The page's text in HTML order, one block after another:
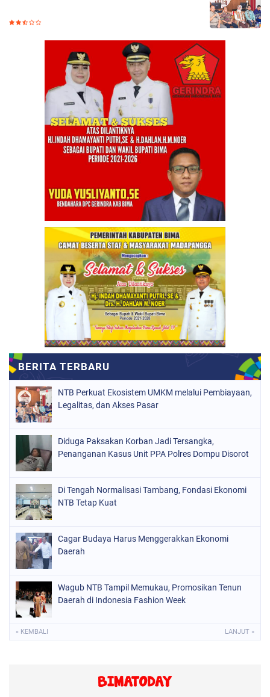
NTB Perkuat Ekosistem UMKM melalui Pembiayaan,
Legalitas, dan Akses Pasar
Diduga Paksakan Korban Jadi Tersangka,
Penanganan Kasus Unit PPA Polres Dompu Disorot
Di Tengah Normalisasi Tambang, Fondasi Ekonomi
NTB Tetap Kuat
Cagar Budaya Harus Menggerakkan Ekonomi
Daerah
Wagub NTB Tampil Memukau, Promosikan Tenun
Daerah di Indonesia Fashion Week
« KEMBALI LANJUT »